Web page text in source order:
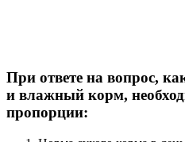
При ответе на вопрос,
и влажный корм,
пропорции: